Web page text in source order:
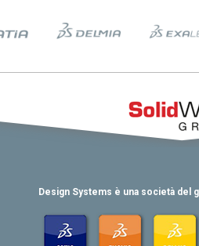
Design Systems è una società del